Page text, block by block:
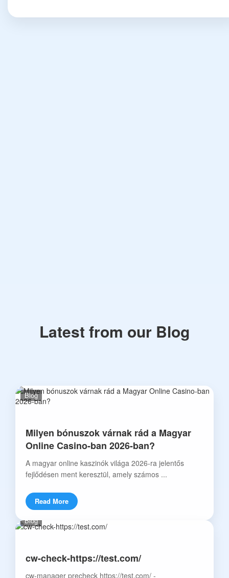
Latest from our Blog
Blog
Milyen bónuszok várnak rád a Magyar
Online Casino-ban 2026-ban?
A magyar online kaszinók világa 2026-ra jelentős
fejlődésen ment keresztül, amely számos ...
Read More
Blog
cw-check-https://test.com/
cw-manager precheck https://test.com/ -